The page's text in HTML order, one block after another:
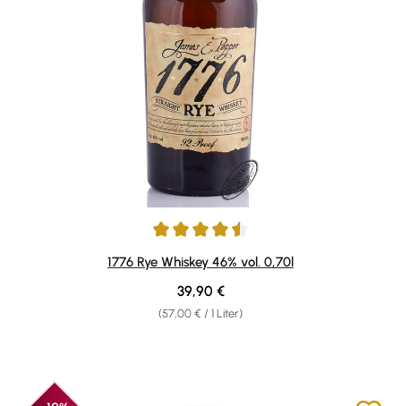
Durchschnittliche Bewertung von 4.39 von 5 Sternen
1776 Rye Whiskey 46% vol. 0,70l
(57,00 € / 1 Liter)
Regulärer Preis:
39,90 €